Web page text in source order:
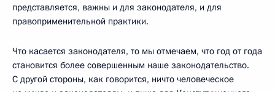
представляется, важны и для законодателя, и для
правоприменительной практики.
Что касается законодателя, то мы отмечаем, что год от года
становится более совершенным наше законодательство.
С другой стороны, как говорится, ничто человеческое